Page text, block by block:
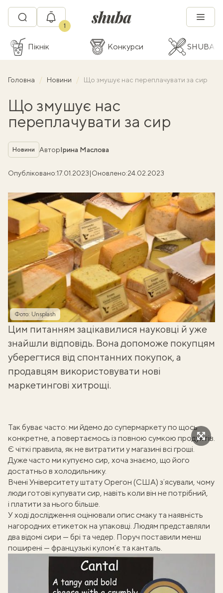
1
Пікнік Конкурси SHUBA
Головна Новини Що змушує нас переплачувати за сир
Що змушує нас
переплачувати за сир
Рубрика
Новини АвторІрина Маслова
Опубліковано:17.01.2023|Оновлено:24.02.2023
Фото: Unsplash
Цим питанням зацікавилися науковці й уже
знайшли відповідь. Вона допоможе покупцям
уберегтися від спонтанних покупок, а
продавцям використовувати нові
маркетингові хитрощі.
Так буває часто: ми йдемо до супермаркету по щось
конкретне, а повертаємось із повною сумкою продуктів.
Є чіткі правила, як не витратити у магазині всі гроші.
Дуже часто ми купуємо сир, хоча знаємо, що його
достатньо в холодильнику.
Вчені Університету штату Орегон (США) зʼясували, чому
люди готові купувати сир, навіть коли він не потрібний,
і платити за нього більше.
У ході дослідження оцінювали опис смаку та наявність
нагородних етикеток на упаковці. Людям представляли
два відомі сири — брі та чедер. Поруч поставили менш
поширені — французькі куломʼє та канталь.